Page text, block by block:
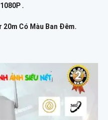
.
20m Có Màu Ban Đêm.